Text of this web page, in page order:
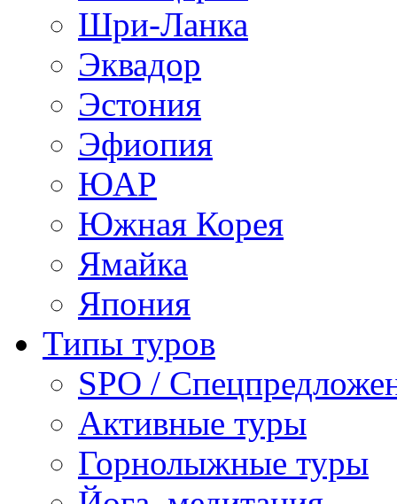
Шри-Ланка
Эквадор
Эстония
Эфиопия
ЮАР
Южная Корея
Ямайка
Япония
Типы туров
SPO /
Активные туры
Горнолыжные туры